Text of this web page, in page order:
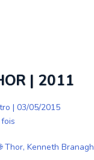
| 2011
| 03/05/2015
Thor, Kenneth Branagh